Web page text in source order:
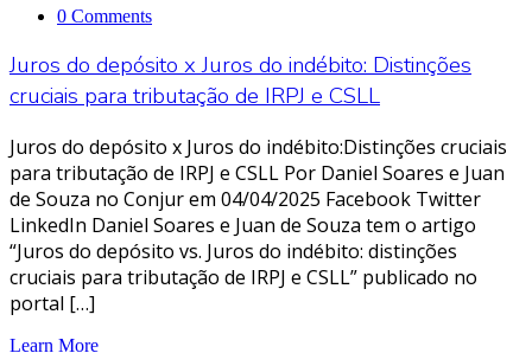
0 Comments
Juros do depósito x Juros do indébito: Distinções
cruciais para tributação de IRPJ e CSLL
Juros do depósito x Juros do indébito:Distinções cruciais
para tributação de IRPJ e CSLL Por Daniel Soares e Juan
de Souza no Conjur em 04/04/2025 Facebook Twitter
LinkedIn Daniel Soares e Juan de Souza tem o artigo
“Juros do depósito vs. Juros do indébito: distinções
cruciais para tributação de IRPJ e CSLL” publicado no
portal […]
Learn More